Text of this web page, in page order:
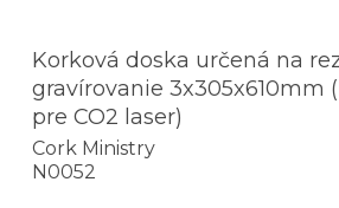
Korková doska určená na
gravírovanie 3x305x610mm
pre CO2 laser)
Cork Ministry
N0052